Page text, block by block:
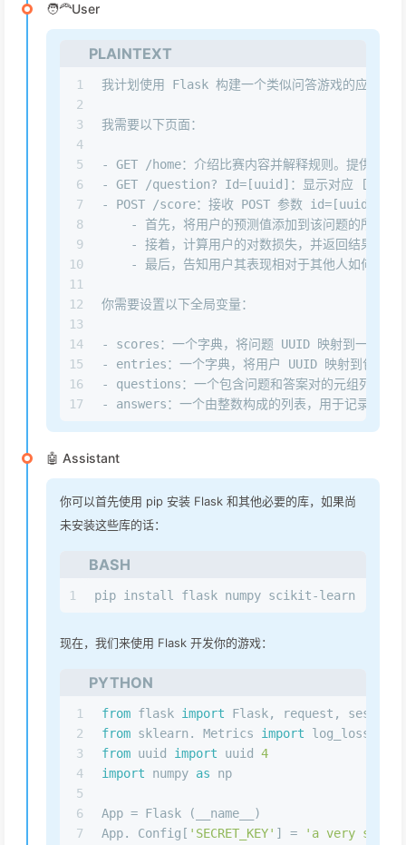
🧑‍🦰User
PLAINTEXT
1
2
3
4
5
6
7
8
9
10
11
12
13
14
15
16
17
我计划使用 Flask 构建一个类似问答游戏的应用程
我需要以下页面：
- GET /home：介绍比赛内容并解释规则。提供一个
- GET /question? Id=[uuid]：显示对应 [uuid]
- POST /score：接收 POST 参数 id=[uuid]、
- 首先，将用户的预测值添加到该问题的所有预
    - 接着，计算用户的对数损失，并返回结果。
    - 最后，告知用户其表现相对于其他人如何。
你需要设置以下全局变量：
- scores：一个字典，将问题 UUID 映射到一
- entries：一个字典，将用户 UUID 映射到包
- questions：一个包含问题和答案对的元组列
- answers：一个由整数构成的列表，用于记录
🤖 Assistant
你可以首先使用 pip 安装 Flask 和其他必要的库，如果尚
未安装这些库的话：
BASH
1 pip install flask numpy scikit-learn
现在，我们来使用 Flask 开发你的游戏：
PYTHON
1
2
3
4
5
6
7
from flask import Flask, request,
from sklearn. Metrics import log_loss
from uuid import uuid 4
import numpy as np
App = Flask (__name__)
App. Config[ 'SECRET_KEY' ] = 'a very